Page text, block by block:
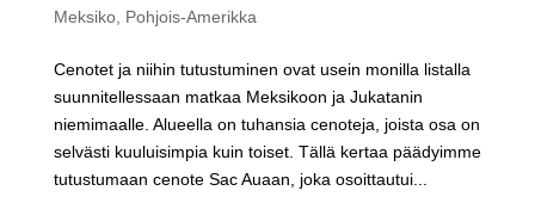
Meksiko, Pohjois-Amerikka
Cenotet ja niihin tutustuminen ovat usein monilla listalla
suunnitellessaan matkaa Meksikoon ja Jukatanin
niemimaalle. Alueella on tuhansia cenoteja, joista osa on
selvästi kuuluisimpia kuin toiset. Tällä kertaa päädyimme
tutustumaan cenote Sac Auaan, joka osoittautui...